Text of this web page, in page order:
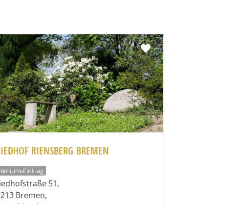
Favorit
RIENSBERG BREMEN
Eintrag
51,
Bremen,